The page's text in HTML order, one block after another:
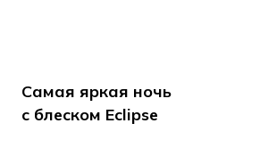
Самая яркая ночь
с блеском Eclipse